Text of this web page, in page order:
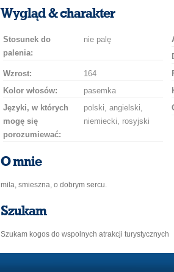
uśmiechbuziaka
Wygląd & charakter
Stosunek do
palenia:
nie palę
Wzrost:
164
Kolor włosów:
pasemka
Języki, w których
mogę się
porozumiewać:
polski, angielski,
niemiecki, rosyjski
O mnie
mila, smieszna, o dobrym sercu.
Szukam
Szukam kogos do wspolnych atrakcji turystycznych